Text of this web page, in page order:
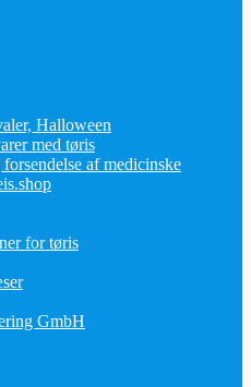
Halloween
med tøris
af medicinske
for tøris
GmbH